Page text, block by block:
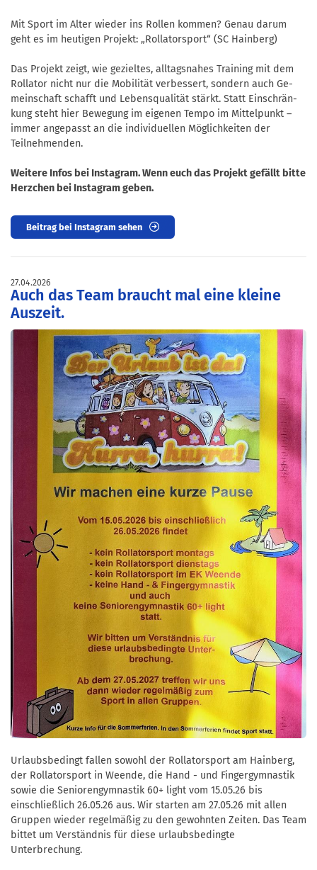
Mit Sport im Alter wieder ins Rollen kommen? Genau darum
geht es im heutigen Projekt: „Rollatorsport“ (SC Hainberg)
Das Projekt zeigt, wie gezieltes, alltagsnahes Training mit dem
Rollator nicht nur die Mo­bi­lität ver­bes­sert, sondern auch Ge­
mein­schaft schafft und Lebensqualität stärkt. Statt Ein­schrän­
kung steht hier Bewe­gung im eigenen Tempo im Mit­tel­punkt –
immer angepasst an die individuellen Möglich­keiten der
Teilnehmenden.
Weitere Infos bei Instagram. Wenn euch das Projekt gefällt bitte
Herzchen bei Instagram geben.
Beitrag bei Instagram sehen
27.04.2026
Auch das Team braucht mal eine kleine
Auszeit.
Urlaubsbedingt fallen sowohl der Rollatorsport am Hainberg,
der Rollatorsport in Weende, die Hand - und Fingergymnastik
sowie die Seniorengymnastik 60+ light vom 15.05.26 bis
einschließlich 26.05.26 aus. Wir starten am 27.05.26 mit allen
Gruppen wieder regelmäßig zu den gewohnten Zeiten. Das Team
bittet um Verständnis für diese urlaubsbedingte
Unterbrechung.